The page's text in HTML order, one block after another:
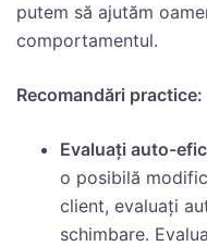
putem să ajutăm
comportamentul.
Recomandări practice:
Evaluați auto-
o posibilă
client, evaluați
schimbare.